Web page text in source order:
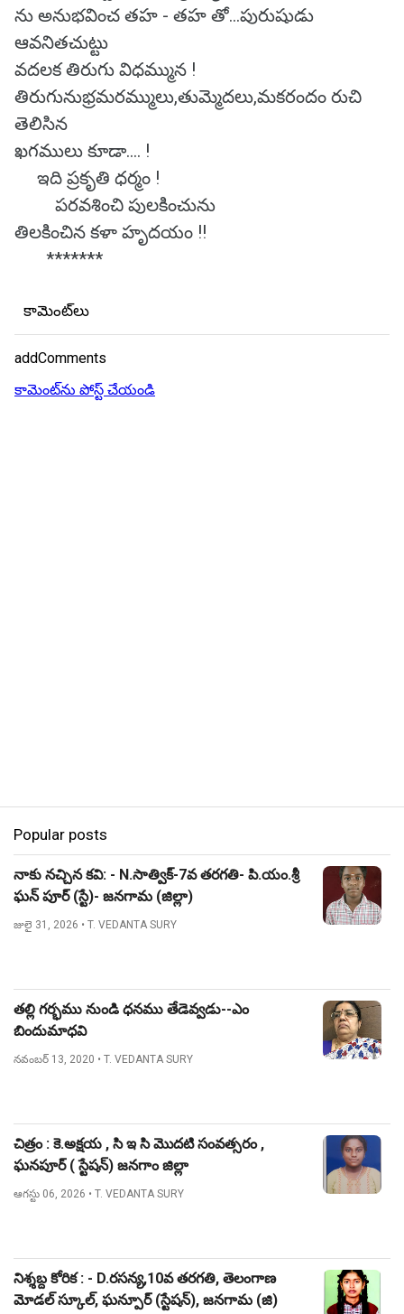
ను అనుభవించ తహ - తహ తో...పురుషుడు
ఆవనితచుట్టు
వదలక తిరుగు విధమ్మున !
తిరుగునుభ్రమరమ్ములు,తుమ్మెదలు,మకరందం రుచి
తెలిసిన
ఖగములు కూడా.... !
ఇది ప్రకృతి ధర్మం !
పరవశించి పులకించును
తిలకించిన కళా హృదయం !!
*******
కామెంట్‌లు
addComments
కామెంట్‌ను పోస్ట్ చేయండి
Popular posts
నాకు నచ్చిన కవి: - N.సాత్విక్-7వ తరగతి- పి.యం.శ్రీ
ఘన్ పూర్ (స్టే)- జనగామ (జిల్లా)
జులై 31, 2026 • T. VEDANTA SURY
తల్లి గర్భము నుండి ధనము తేడెవ్వడు--ఎం
బిందుమాధవి
నవంబర్ 13, 2020 • T. VEDANTA SURY
చిత్రం : కె.అక్షయ , సి ఇ సి మొదటి సంవత్సరం ,
ఘనపూర్ ( స్టేషన్) జనగాం జిల్లా
ఆగస్టు 06, 2026 • T. VEDANTA SURY
నిశ్శబ్ద కోరిక : - D.రసన్య,10వ తరగతి, తెలంగాణ
మోడల్ స్కూల్, ఘన్పూర్ (స్టేషన్), జనగామ (జి)